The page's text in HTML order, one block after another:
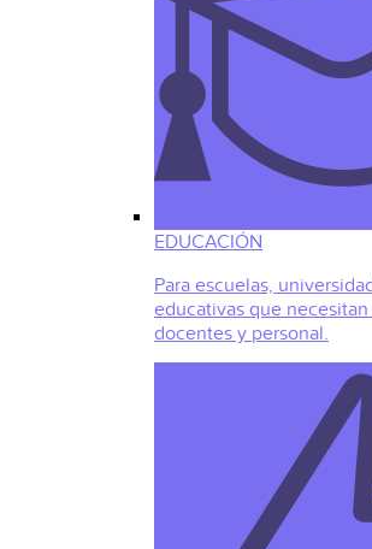
EDUCACIÓN
Para escuelas,
educativas que
docentes y personal.